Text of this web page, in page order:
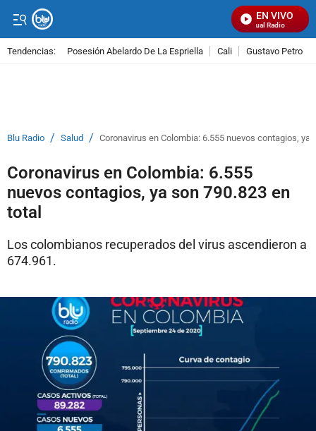
EN VIVO
Señal Visual Radio
Tendencias: Posesión Abelardo De La Espriella Cali Gustavo Petro
Blu Radio / Salud / Coronavirus en Colombia: 6.555 nuevos contagios, ya
Coronavirus en Colombia: 6.555
nuevos contagios, ya son 790.823 en
total
Los colombianos recuperados del virus ascendieron a
674.961.